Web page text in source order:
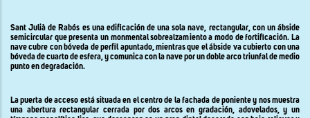
Sant Julià de Rabós es una edificación de una sola nave, rectangular, con un ábside
semicircular que presenta un monmental sobrealzamiento a modo de fortificación. La
nave cubre con bóveda de perfil apuntado, mientras que el ábside va cubierto con una
bóveda de cuarto de esfera, y comunica con la nave por un doble arco triunfal de medio
punto en degradación.
La puerta de acceso está situada en el centro de la fachada de poniente y nos muestra
una abertura rectangular cerrada por dos arcos en gradación, adovelados, y un